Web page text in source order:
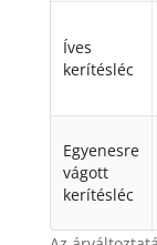
Íves
kerítésléc
Egyenesre
vágott
kerítésléc